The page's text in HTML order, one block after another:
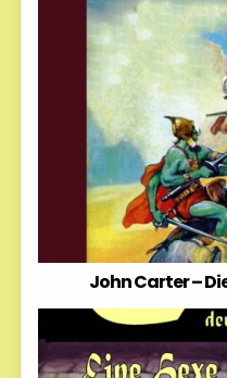
John Carter –